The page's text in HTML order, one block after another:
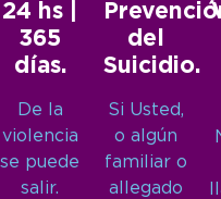
24 hs |
365
días.
De la
violencia
se puede
salir.
del
Suicidio.
Si Usted,
o algún
familiar o
allegado